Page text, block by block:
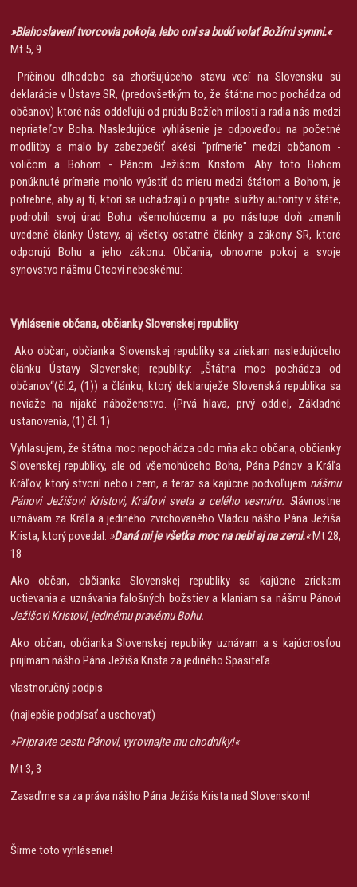
»Blahoslavení tvorcovia pokoja, lebo oni sa budú volať Božími synmi.«
Mt 5, 9
Príčinou dlhodobo sa zhoršujúceho stavu vecí na Slovensku sú
deklarácie v Ústave SR, (predovšetkým to, že štátna moc pochádza od
občanov) ktoré nás oddeľujú od prúdu Božích milostí a radia nás medzi
nepriateľov Boha. Nasledujúce vyhlásenie je odpoveďou na početné
modlitby a malo by zabezpečiť akési "prímerie" medzi občanom -
voličom a Bohom - Pánom Ježišom Kristom. Aby toto Bohom
ponúknuté prímerie mohlo vyústiť do mieru medzi štátom a Bohom, je
potrebné, aby aj tí, ktorí sa uchádzajú o prijatie služby autority v štáte,
podrobili svoj úrad Bohu všemohúcemu a po nástupe doň zmenili
uvedené články Ústavy, aj všetky ostatné články a zákony SR, ktoré
odporujú Bohu a jeho zákonu. Občania, obnovme pokoj a svoje
synovstvo nášmu Otcovi nebeskému:
Vyhlásenie občana, občianky Slovenskej republiky
Ako občan, občianka Slovenskej republiky sa zriekam nasledujúceho
článku Ústavy Slovenskej republiky: „Štátna moc pochádza od
občanov“(čl.2, (1)) a článku, ktorý deklaruježe Slovenská republika sa
neviaže na nijaké náboženstvo. (Prvá hlava, prvý oddiel, Základné
ustanovenia, (1) čl. 1)
Vyhlasujem, že štátna moc nepochádza odo mňa ako občana, občianky
Slovenskej republiky, ale od všemohúceho Boha, Pána Pánov a Kráľa
Kráľov, ktorý stvoril nebo i zem, a teraz sa kajúcne podvoľujem nášmu
Pánovi Ježišovi Kristovi, Kráľovi sveta a celého vesmíru. Slávnostne
uznávam za Kráľa a jediného zvrchovaného Vládcu nášho Pána Ježiša
Krista, ktorý povedal: »Daná mi je všetka moc na nebi aj na zemi.«Mt 28,
18
Ako občan, občianka Slovenskej republiky sa kajúcne zriekam
uctievania a uznávania falošných božstiev a klaniam sa nášmu Pánovi
Ježišovi Kristovi, jedinému pravému Bohu.
Ako občan, občianka Slovenskej republiky uznávam a s kajúcnosťou
prijímam nášho Pána Ježiša Krista za jediného Spasiteľa.
vlastnoručný podpis
(najlepšie podpísať a uschovať)
»Pripravte cestu Pánovi, vyrovnajte mu chodníky!«
Mt 3, 3
Zasaďme sa za práva nášho Pána Ježiša Krista nad Slovenskom!
Šírme toto vyhlásenie!